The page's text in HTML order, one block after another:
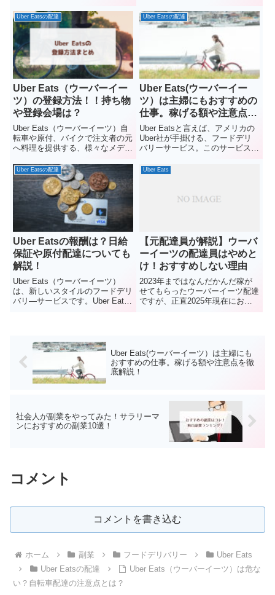
いる、などお届けに関するトラブ
ルはちょくちょくあり...
グだけは知っているという人が大
半でしょう。↓写真のような感じ
緑バッグは2019年1月現在では最
Uber Eatsの配達
Uber Eats（ウーバーイー
ツ）の登録方法！！持ち物
や登録会場は？
Uber Eats（ウーバーイーツ）自
転車や原付、バイクで注文者の元
へ料理を提供する、様々なメディ
業です。アプリを起動してオンラ
インモードにするだけで好きな時
間に働くことができるのが魅力で
す。1時間だけ稼働する...
Uber Eatsの配達
Uber Eats(ウーバーイー
ツ）は主婦にもおすすめの
仕事。稼げる額や注意点を
徹底解説！
Uber Eatsと言えば、アメリカの
Uber社が手掛ける、フードデリ
バリーサービス。このサービスの
く、好きな時に働ける点です。こ
の記事を書いている私も、たまた
Uber Eatsの存在...
Uber Eatsの配達
Uber Eatsの報酬は？日給
保証や原付配達についても
解説！
Uber Eats（ウーバーイーツ）
は、新しいスタイルのフードデリ
バリ―サービスです。Uber Eats
ができます。またUber Eatsが注
目されて...
Uber Eats
【元配達員が解説】ウーバ
ーイーツの配達員はやめと
け！おすすめしない理由
2023年まではなんだかんだ稼が
せてもらったウーバーイーツ配達
ですが、正直2025年現在におい
はなんの副業をすればいいの...
Uber Eats(ウーバーイーツ）は主婦にも
おすすめの仕事。稼げる額や注意点を徹
底解説！
社会人が副業をやってみた！サラリーマ
ンにおすすめの副業10選！
コメント
コメントを書き込む
ホーム 副業 フードデリバリー
Uber Eats
Uber Eatsの配達
Uber Eats（ウーバーイーツ）は危な
い？自転車配達の注意点とは？